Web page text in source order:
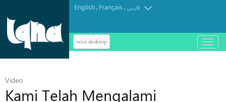
English. Français.فارسی
versi desktop
باز
و
Video
Kami Telah Mengalami